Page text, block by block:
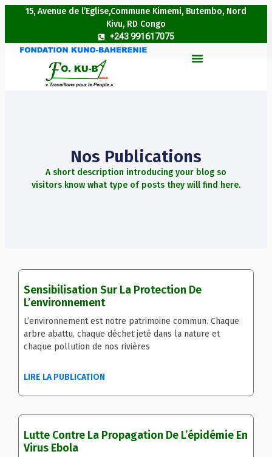
15, Avenue de l’Eglise,Commune Kimemi, Butembo, Nord
Kivu, RD Congo
+243 991617075
Nos Publications
A short description introducing your blog so
visitors know what type of posts they will find here.
Sensibilisation Sur La Protection De
L’environnement
L’environnement est notre patrimoine commun. Chaque
arbre abattu, chaque déchet jeté dans la nature et
chaque pollution de nos rivières
LIRE LA PUBLICATION
Lutte Contre La Propagation De L’épidémie En
Virus Ebola